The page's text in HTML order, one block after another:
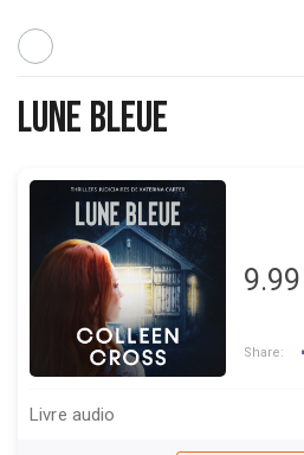
Lune bleue
9.99
Share:
Livre audio